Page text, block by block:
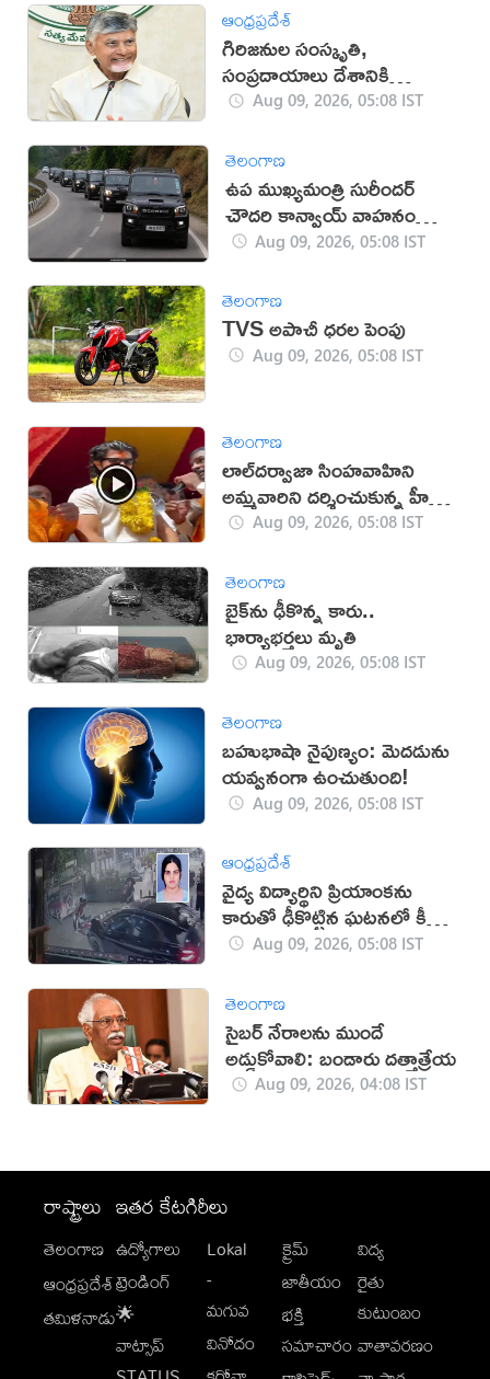
ఆంధ్రప్రదేశ్
గిరిజనుల సంస్కృతి,
సంప్రదాయాలు దేశానికి
గర్వకారణం: సీఎం చంద్రబాబు
Aug 09, 2026, 05:08 IST
తెలంగాణ
ఉప ముఖ్యమంత్రి సురీందర్
చౌదరి కాన్వాయ్ వాహనం
ఢీకొని వ్యక్తి మృతి!
Aug 09, 2026, 05:08 IST
తెలంగాణ
TVS అపాచీ ధరల పెంపు
Aug 09, 2026, 05:08 IST
తెలంగాణ
లాల్‌దర్వాజా సింహవాహిని
అమ్మవారిని దర్శించుకున్న హీరో
విజయ్‌Aug 09, 2026, 05:08 IST
తెలంగాణ
బైక్‌ను ఢీకొన్న కారు..
భార్యాభర్తలు మృతి
Aug 09, 2026, 05:08 IST
తెలంగాణ
బహుభాషా నైపుణ్యం: మెదడును
యవ్వనంగా ఉంచుతుంది!
Aug 09, 2026, 05:08 IST
ఆంధ్రప్రదేశ్
వైద్య విద్యార్థిని ప్రియాంకను
కారుతో ఢీకొట్టిన ఘటనలో కీలక
పరిణామం
Aug 09, 2026, 05:08 IST
తెలంగాణ
సైబర్ నేరాలను ముందే
అడ్డుకోవాలి: బండారు దత్తాత్రేయ
Aug 09, 2026, 04:08 IST
రాష్ట్రాలు
తెలంగాణ
ఆంధ్రప్రదేశ్
తమిళనాడు
ఇతర కేటగిరీలు
ఉద్యోగాలు
ట్రెండింగ్
🌟
వాట్సాప్
Lokal
-
మగువ
వినోదం
క్రైమ్
జాతీయం
భక్తి
సమాచారం
విద్య
రైతు
కుటుంబం
వాతావరణం